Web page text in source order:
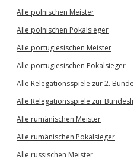
Alle polnischen Meister
Alle polnischen Pokalsieger
Alle portugiesischen Meister
Alle portugiesischen Pokalsieger
Alle Relegationsspiele zur 2.
Alle Relegationsspiele zur
Alle rumänischen Meister
Alle rumänischen Pokalsieger
Alle russischen Meister